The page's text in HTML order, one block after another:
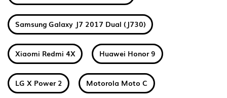
Samsung Galaxy J7 2017 Dual (J730)
Xiaomi Redmi 4X Huawei Honor 9
LG X Power 2 Motorola Moto C